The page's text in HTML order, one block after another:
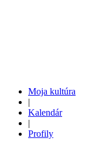
Moja kultúra
|
Kalendár
|
Profily